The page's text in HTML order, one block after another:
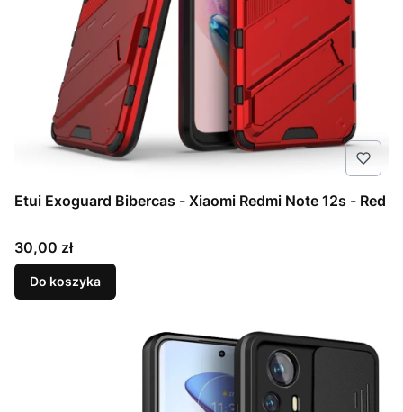
Etui Exoguard Bibercas - Xiaomi Redmi Note 12s - Red
Cena
30,00 zł
Do koszyka